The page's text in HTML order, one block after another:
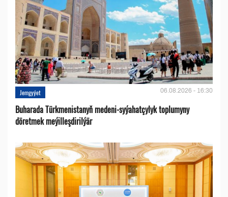
Jemgyýet 06.08.2026 - 16:30
Buharada Türkmenistanyň medeni-syýahatçylyk toplumyny
döretmek meýilleşdirilýär